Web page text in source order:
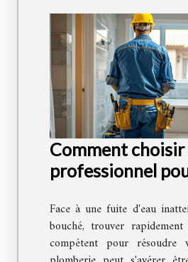
Comment choisir
professionnel
Face à une fuite d'eau
bouché, trouver
compétent pour résoudre